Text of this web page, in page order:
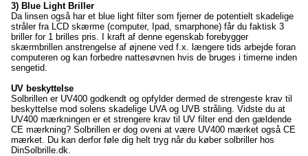
3) Blue Light Briller
Da linsen også har et blue light filter som fjerner de potentielt skadelige
stråler fra LCD skærme (computer, Ipad, smarphone) får du faktisk 3
briller for 1 brilles pris. I kraft af denne egenskab forebygger
skærmbrillen anstrengelse af øjnene ved f.x. længere tids arbejde foran
computeren og kan forbedre nattesøvnen hvis de bruges i timerne inden
sengetid.
UV beskyttelse
Solbrillen er UV400 godkendt og opfylder dermed de strengeste krav til
beskyttelse mod solens skadelige UVA og UVB stråling. Vidste du at
UV400 mærkningen er et strengere krav til UV filter end den gældende
CE mærkning? Solbrillen er dog oveni at være UV400 mærket også CE
mærket. Du kan derfor føle dig helt tryg når du køber solbriller hos
DinSolbrille.dk.